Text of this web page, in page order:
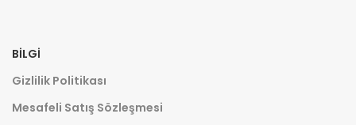
BILGI
Gizlilik Politikası
Mesafeli Satış Sözleşmesi